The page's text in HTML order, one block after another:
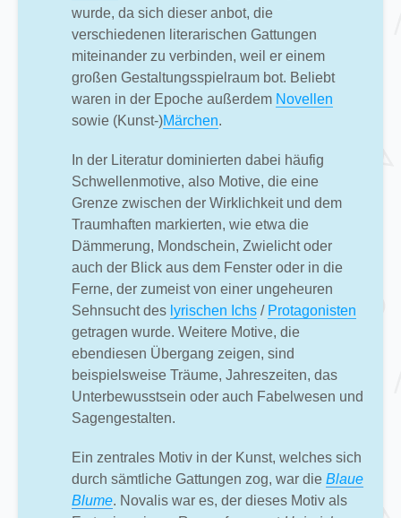
wurde, da sich dieser anbot, die
verschiedenen literarischen Gattungen
miteinander zu verbinden, weil er einem
großen Gestaltungsspielraum bot. Beliebt
waren in der Epoche außerdem Novellen
sowie (Kunst-)Märchen.
In der Literatur dominierten dabei häufig
Schwellenmotive, also Motive, die eine
Grenze zwischen der Wirklichkeit und dem
Traumhaften markierten, wie etwa die
Dämmerung, Mondschein, Zwielicht oder
auch der Blick aus dem Fenster oder in die
Ferne, der zumeist von einer ungeheuren
Sehnsucht des lyrischen Ichs / Protagonisten
getragen wurde. Weitere Motive, die
ebendiesen Übergang zeigen, sind
beispielsweise Träume, Jahreszeiten, das
Unterbewusstsein oder auch Fabelwesen und
Sagengestalten.
Ein zentrales Motiv in der Kunst, welches sich
durch sämtliche Gattungen zog, war die Blaue
Blume. Novalis war es, der dieses Motiv als